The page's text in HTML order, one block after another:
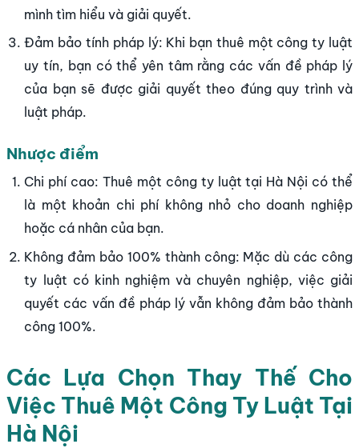
mình tìm hiểu và giải quyết.
Đảm bảo tính pháp lý: Khi bạn thuê một công ty luật
uy tín, bạn có thể yên tâm rằng các vấn đề pháp lý
của bạn sẽ được giải quyết theo đúng quy trình và
luật pháp.
Nhược điểm
Chi phí cao: Thuê một công ty luật tại Hà Nội có thể
là một khoản chi phí không nhỏ cho doanh nghiệp
hoặc cá nhân của bạn.
Không đảm bảo 100% thành công: Mặc dù các công
ty luật có kinh nghiệm và chuyên nghiệp, việc giải
quyết các vấn đề pháp lý vẫn không đảm bảo thành
công 100%.
Các Lựa Chọn Thay Thế Cho
Việc Thuê Một Công Ty Luật Tại
Hà Nội